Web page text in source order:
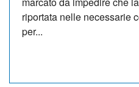
riportata nelle necessarie
per...